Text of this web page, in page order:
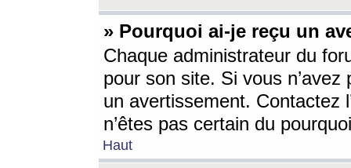
» Pourquoi ai-je reçu un
Chaque administrateur du
pour son site. Si vous
un avertissement. Contactez
n’êtes pas certain du
Haut